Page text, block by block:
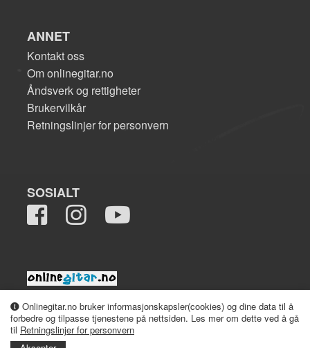
Onlinegitar.no bruker informasjonskapsler(cookies) og dine data til å
forbedre og tilpasse tjenestene på nettsiden. Les mer om dette ved å gå
til Retningslinjer for personvern
ANNET
Kontakt oss
Om onlinegitar.no
Åndsverk og rettigheter
Brukervilkår
Retningslinjer for personvern
SOSIALT
2008-2026 onlinegitar.no